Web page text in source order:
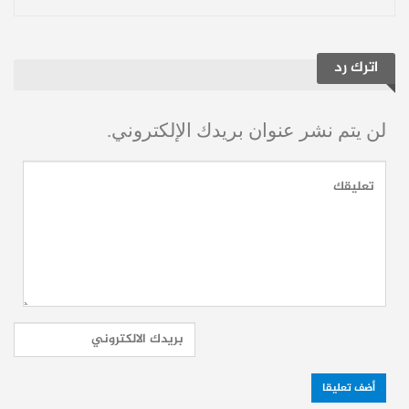
وهو :
الانفصال عن الواقع وجنون العظمة
والفساد المالي
الإمارات بعد الزلزال كلها فارغة وهذا
February 9, 2026
اترك رد
لن يتم نشر عنوان بريدك الإلكتروني.